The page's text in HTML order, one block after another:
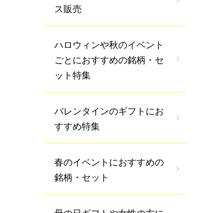
ス販売
ハロウィンや秋のイベント
ごとにおすすめの銘柄・セ
ット特集
バレンタインのギフトにお
すすめ特集
春のイベントにおすすめの
銘柄・セット